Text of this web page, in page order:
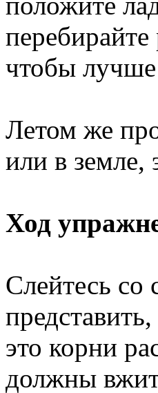
чтобы лучше
Летом же
или в земле,
Ход
Слейтесь со
это корни
должны